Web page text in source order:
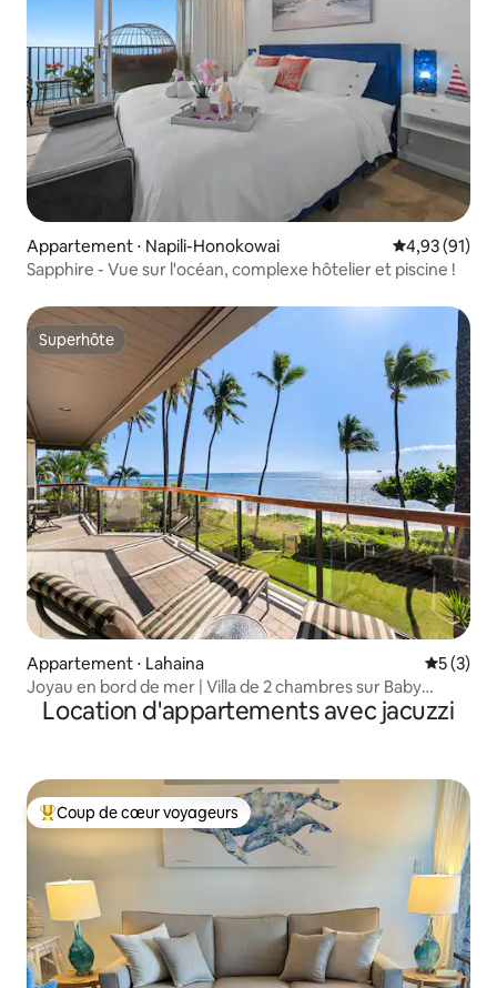
Appartement ⋅ Napili-Honokowai Évaluation
4,93 (91)
Sapphire - Vue sur l'océan, complexe hôtelier et piscine !
Superhôte
Superhôte
Appartement ⋅ Lahaina
5 (3)
Joyau en bord de mer | Villa de 2 chambres sur Baby
Beach
Location d'appartements avec jacuzzi
Coups de cœur voyageurs les plus appréciés
Coup de cœur voyageurs